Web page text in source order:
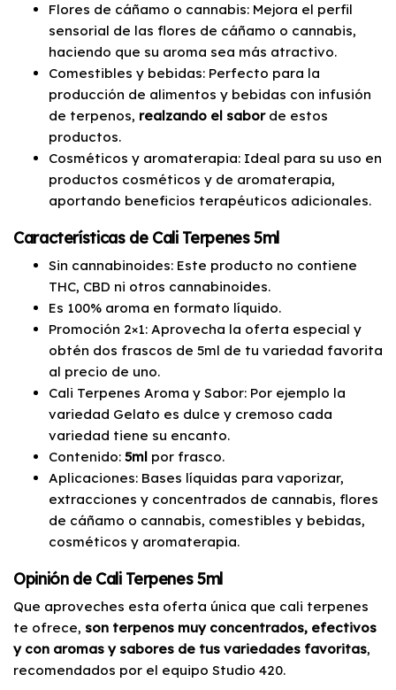
Flores de cáñamo o cannabis: Mejora el perfil
sensorial de las flores de cáñamo o cannabis,
haciendo que su aroma sea más atractivo.
Comestibles y bebidas: Perfecto para la
producción de alimentos y bebidas con infusión
de terpenos, realzando el saborde estos
productos.
Cosméticos y aromaterapia: Ideal para su uso en
productos cosméticos y de aromaterapia,
aportando beneficios terapéuticos adicionales.
Características de Cali Terpenes 5ml
Sin cannabinoides: Este producto no contiene
THC, CBD ni otros cannabinoides.
Es 100% aroma en formato líquido.
Promoción 2×1: Aprovecha la oferta especial y
obtén dos frascos de 5ml de tu variedad favorita
al precio de uno.
Cali Terpenes Aroma y Sabor: Por ejemplo la
variedad Gelato es dulce y cremoso cada
variedad tiene su encanto.
Contenido: 5ml por frasco.
Aplicaciones: Bases líquidas para vaporizar,
extracciones y concentrados de cannabis, flores
de cáñamo o cannabis, comestibles y bebidas,
cosméticos y aromaterapia.
Opinión de Cali Terpenes 5ml
Que aproveches esta oferta única que cali terpenes
te ofrece, son terpenos muy concentrados, efectivos
y con aromas y sabores de tus variedades favoritas,
recomendados por el equipo Studio 420.